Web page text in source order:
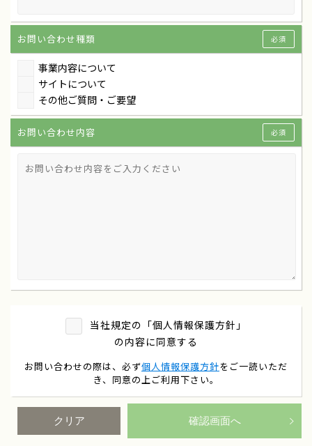
お問い合わせ種類 必須
事業内容について
サイトについて
その他ご質問・ご要望
お問い合わせ内容 必須
当社規定の「個人情報保護方針」
の内容に同意する
お問い合わせの際は、必ず個人情報保護方針をご一読いただ
き、同意の上ご利用下さい。
クリア 確認画面へ